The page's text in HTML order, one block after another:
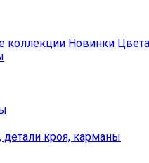
коллекции Новинки Цвета
детали кроя, карманы